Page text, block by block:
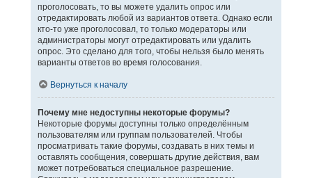
проголосовать, то вы можете удалить опрос или
отредактировать любой из вариантов ответа. Однако если
кто-то уже проголосовал, то только модераторы или
администраторы могут отредактировать или удалить
опрос. Это сделано для того, чтобы нельзя было менять
варианты ответов во время голосования.
Вернуться к началу
Почему мне недоступны некоторые форумы?
Некоторые форумы доступны только определённым
пользователям или группам пользователей. Чтобы
просматривать такие форумы, создавать в них темы и
оставлять сообщения, совершать другие действия, вам
может потребоваться специальное разрешение.